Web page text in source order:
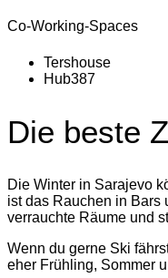
Co-Working-Spaces
Tershouse
Hub387
Die beste
Die Winter in Sarajevo
ist das Rauchen in Bars
verrauchte Räume und
Wenn du gerne Ski
eher Frühling, Sommer